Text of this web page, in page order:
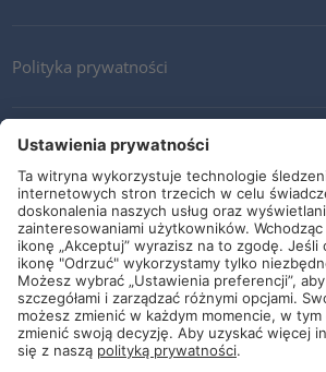
Polityka prywatności
Kontakt
Newsletter
Ogólne warunki i dostawy
Wytyczne i zobowiązania